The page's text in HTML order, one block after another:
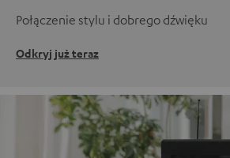
Połączenie stylu i dobrego dźwięku
Odkryj już teraz